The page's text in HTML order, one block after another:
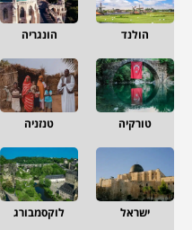
הולנד הונגריה
טורקיה טנזניה
ישראל לוקסמבורג